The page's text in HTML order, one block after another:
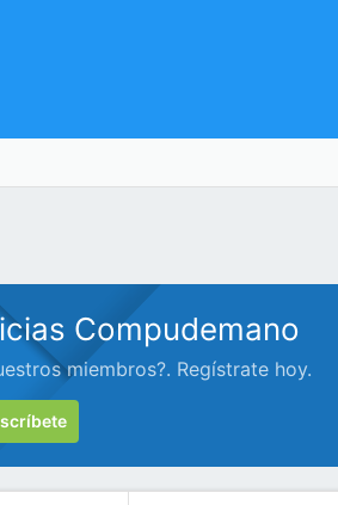
Compudemano
miembros?. Regístrate hoy.